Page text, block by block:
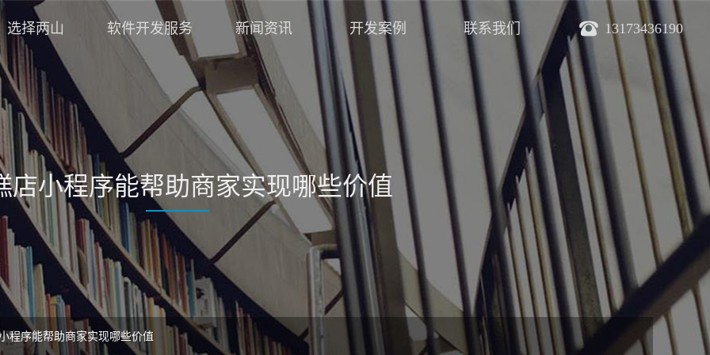
13173436190
选择两山 软件开发服务 新闻资讯 开发案例 联系我们
店小程序能帮助商家实现哪些价值
程序能帮助商家实现哪些价值